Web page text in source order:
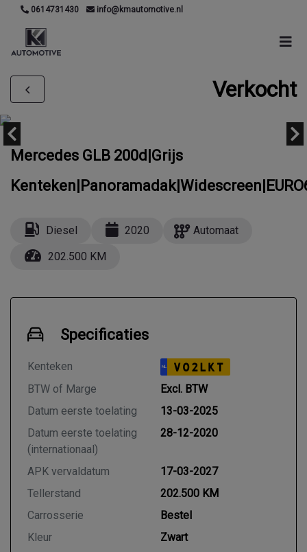
0614731430 info@kmautomotive.nl
Verkocht
Mercedes GLB 200d|Grijs
Diesel 2020
Automaat
202.500 KM
Specificaties
Kenteken NL V02LKT
BTW of Marge
Excl. BTW
Datum eerste toelating
13-03-2025
Datum eerste toelating
(internationaal)
28-12-2020
APK vervaldatum
17-03-2027
Tellerstand
202.500 KM
Carrosserie
Bestel
Kleur
Zwart